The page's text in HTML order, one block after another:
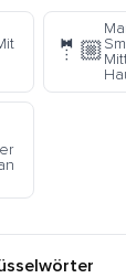
🤵🏼